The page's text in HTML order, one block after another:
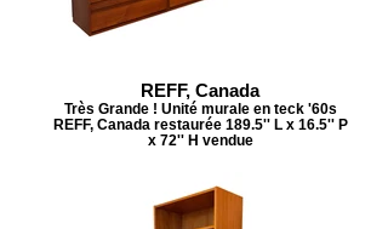
REFF, Canada
Très Grande ! Unité murale en teck '60s
REFF, Canada restaurée 189.5'' L x 16.5'' P
x 72'' H vendue